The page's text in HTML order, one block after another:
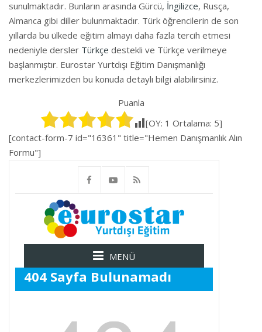
sunulmaktadır. Bunların arasında Gürcü, İngilizce, Rusça,
Almanca gibi diller bulunmaktadır. Türk öğrencilerin de son
yıllarda bu ülkede eğitim almayı daha fazla tercih etmesi
nedeniyle dersler Türkçe destekli ve Türkçe verilmeye
başlanmıştır. Eurostar Yurtdışı Eğitim Danışmanlığı
merkezlerimizden bu konuda detaylı bilgi alabilirsiniz.
Puanla
[OY: 1 Ortalama: 5]
[contact-form-7 id="16361" title="Hemen Danışmanlık Alın
Formu"]